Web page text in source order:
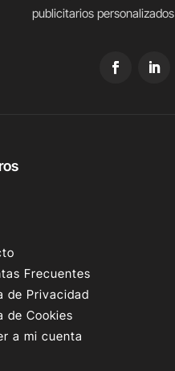
publicitarios personalizados
Frecuentes
de Privacidad
de Cookies
a mi cuenta